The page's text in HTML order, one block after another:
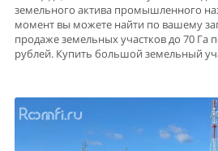
земельного актива промышленного
момент вы можете найти по вашему
продаже земельных участков до 70 Га
рублей. Купить большой земельный